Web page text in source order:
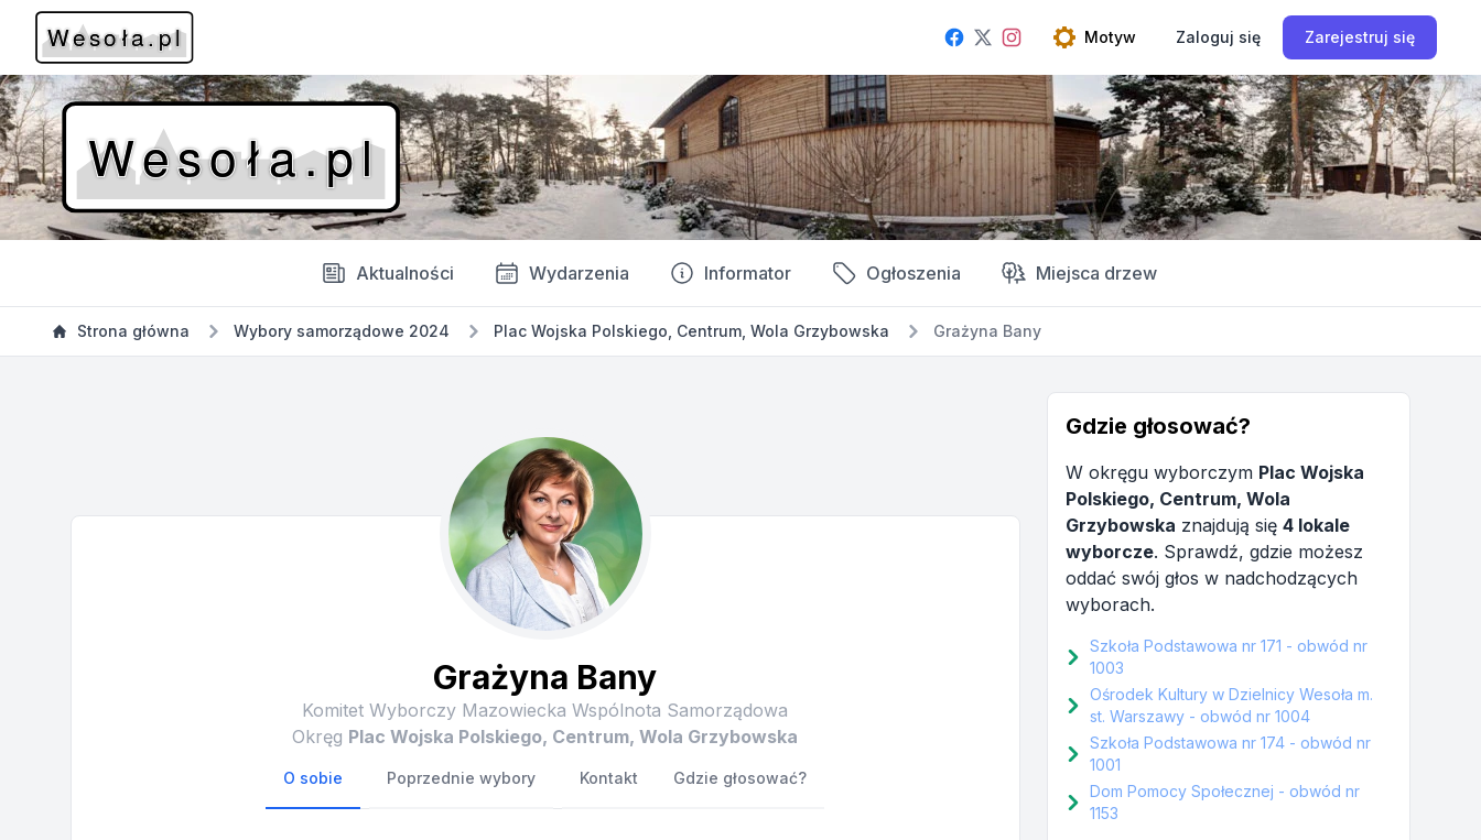
Facebook
TwitterInstagramOpen theme menu
Motyw Zaloguj się Zarejestruj się
Aktualności Wydarzenia Informator Ogłoszenia Miejsca drzew
Strona główna Wybory samorządowe 2024 Plac Wojska Polskiego, Centrum, Wola Grzybowska Grażyna Bany
Grażyna Bany
Komitet Wyborczy Mazowiecka Wspólnota Samorządowa
Okręg Plac Wojska Polskiego, Centrum, Wola Grzybowska
O sobie Poprzednie wybory Kontakt Gdzie głosować?
Gdzie głosować?
W okręgu wyborczym Plac Wojska
Polskiego, Centrum, Wola
Grzybowska znajdują się 4 lokale
wyborcze. Sprawdź, gdzie możesz
oddać swój głos w nadchodzących
wyborach.
Szkoła Podstawowa nr 171 - obwód nr
1003
Ośrodek Kultury w Dzielnicy Wesoła m.
st. Warszawy - obwód nr 1004
Szkoła Podstawowa nr 174 - obwód nr
1001
Dom Pomocy Społecznej - obwód nr
1153